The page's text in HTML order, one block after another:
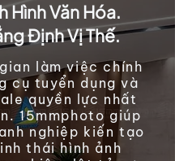
Hình Văn Hóa.
Định Vị Thế.
làm việc chính
cụ tuyển dụng và
quyền lực nhất
15mmphoto giúp
nghiệp kiến tạo
thái hình ảnh